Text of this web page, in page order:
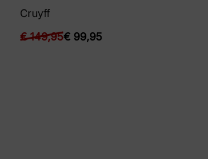
Cruyff
€149,95€ 99,95